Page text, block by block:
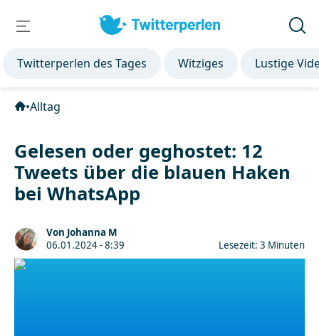
Twitterperlen des Tages Witziges Lustige
•Alltag
Gelesen oder geghostet: 12
Tweets über die blauen Haken
bei WhatsApp
Von Johanna M
06.01.2024 - 8:39
Lesezeit: 3 Minuten